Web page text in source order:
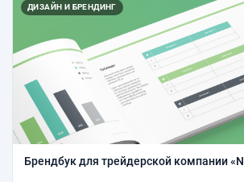
ДИЗАЙН И БРЕНДИНГ
Брендбук для трейдерской компании